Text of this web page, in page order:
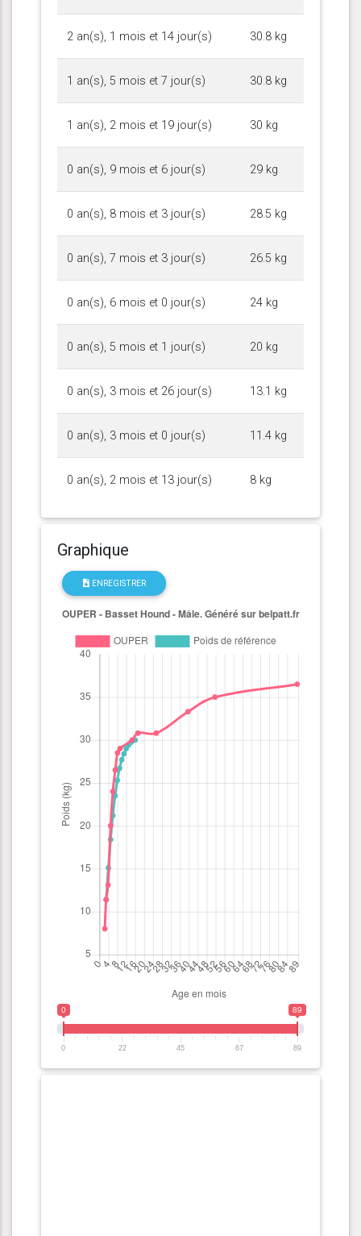
2 an(s), 1 mois et 14 jour(s) 30.8 kg
1 an(s), 5 mois et 7 jour(s) 30.8 kg
1 an(s), 2 mois et 19 jour(s) 30 kg
0 an(s), 9 mois et 6 jour(s) 29 kg
0 an(s), 8 mois et 3 jour(s) 28.5 kg
0 an(s), 7 mois et 3 jour(s) 26.5 kg
0 an(s), 6 mois et 0 jour(s) 24 kg
0 an(s), 5 mois et 1 jour(s) 20 kg
0 an(s), 3 mois et 26 jour(s) 13.1 kg
0 an(s), 3 mois et 0 jour(s) 11.4 kg
0 an(s), 2 mois et 13 jour(s) 8 kg
Graphique
ENREGISTRER
0 89
0 22 45 67 89